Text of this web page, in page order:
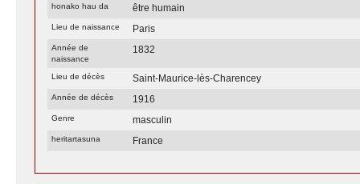
honako hau da être humain
Lieu de naissance Paris
Année de
naissance
1832
Lieu de décès Saint-Maurice-lès-Charencey
Année de décès 1916
Genre masculin
heritartasuna France